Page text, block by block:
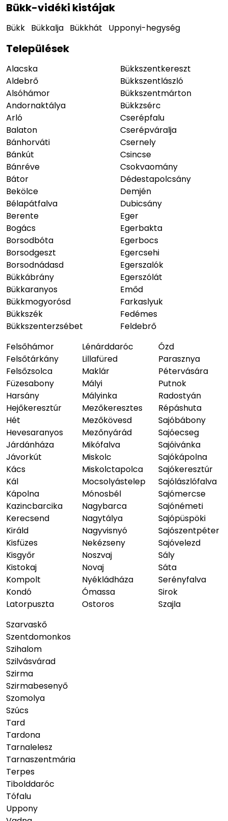
Bükk-vidéki kistájak
Bükk Bükkalja Bükkhát Upponyi-hegység
Települések
Alacska
Aldebrő
Alsóhámor
Andornaktálya
Arló
Balaton
Bánhorváti
Bánkút
Bánréve
Bátor
Bekölce
Bélapátfalva
Berente
Bogács
Borsodbóta
Borsodgeszt
Borsodnádasd
Bükkábrány
Bükkaranyos
Bükkmogyorósd
Bükkszék
Bükkszenterzsébet
Bükkszentkereszt
Bükkszentlászló
Bükkszentmárton
Bükkzsérc
Cserépfalu
Cserépváralja
Csernely
Csincse
Csokvaomány
Dédestapolcsány
Demjén
Dubicsány
Eger
Egerbakta
Egerbocs
Egercsehi
Egerszalók
Egerszólát
Emőd
Farkaslyuk
Fedémes
Feldebrő
Felsőhámor
Felsőtárkány
Felsőzsolca
Füzesabony
Harsány
Hejőkeresztúr
Hét
Hevesaranyos
Járdánháza
Jávorkút
Kács
Kál
Kápolna
Kazincbarcika
Kerecsend
Királd
Kisfüzes
Kisgyőr
Kistokaj
Kompolt
Kondó
Latorpuszta
Lénárddaróc
Lillafüred
Maklár
Mályi
Mályinka
Mezőkeresztes
Mezőkövesd
Mezőnyárád
Mikófalva
Miskolc
Miskolctapolca
Mocsolyástelep
Mónosbél
Nagybarca
Nagytálya
Nagyvisnyó
Nekézseny
Noszvaj
Novaj
Nyékládháza
Ómassa
Ostoros
Ózd
Parasznya
Pétervására
Putnok
Radostyán
Répáshuta
Sajóbábony
Sajóecseg
Sajóivánka
Sajókápolna
Sajókeresztúr
Sajólászlófalva
Sajómercse
Sajónémeti
Sajópüspöki
Sajószentpéter
Sajóvelezd
Sály
Sáta
Serényfalva
Sirok
Szajla
Szarvaskő
Szentdomonkos
Szihalom
Szilvásvárad
Szirma
Szirmabesenyő
Szomolya
Szúcs
Tard
Tardona
Tarnalelesz
Tarnaszentmária
Terpes
Tibolddaróc
Tófalu
Uppony